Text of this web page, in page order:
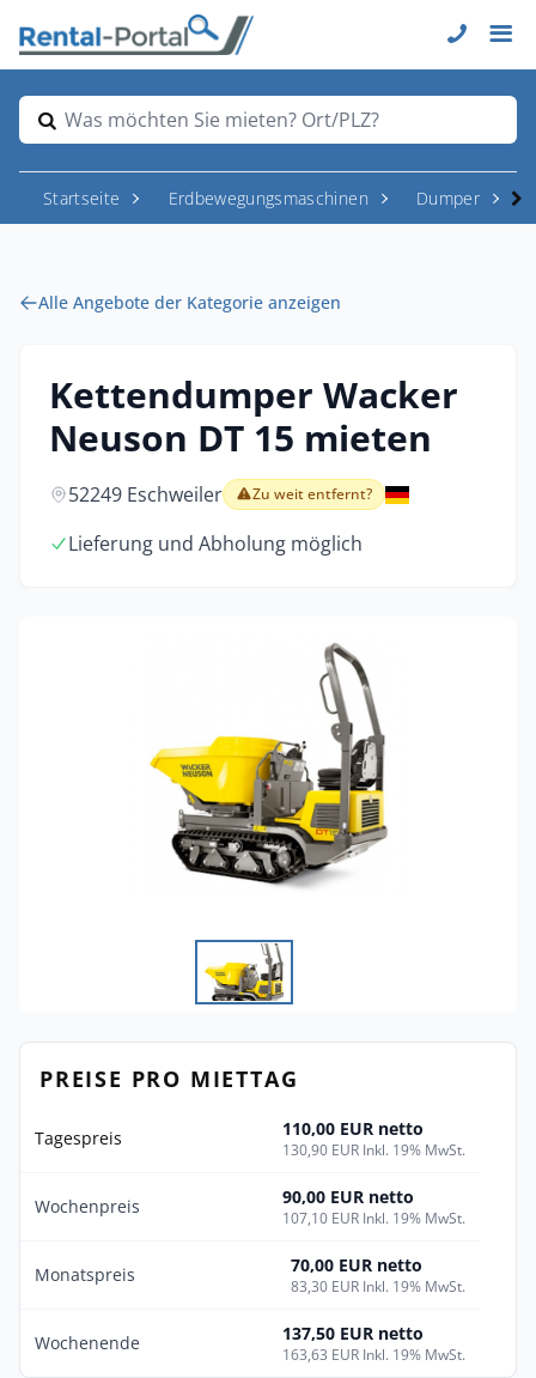
Was möchten Sie mieten? Ort/PLZ?
Startseite Erdbewegungsmaschinen Dumper
Alle Angebote der Kategorie anzeigen
Kettendumper Wacker
Neuson DT 15 mieten
52249 Eschweiler Zu weit entfernt?
Lieferung und Abholung möglich
PREISE PRO MIETTAG
Tagespreis 110,00 EUR netto
130,90 EUR Inkl. 19% MwSt.
Wochenpreis 90,00 EUR netto
107,10 EUR Inkl. 19% MwSt.
Monatspreis 70,00 EUR netto
83,30 EUR Inkl. 19% MwSt.
Wochenende 137,50 EUR netto
163,63 EUR Inkl. 19% MwSt.